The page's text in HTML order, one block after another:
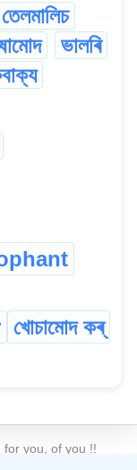
তেলমালিচ
ভালৰি
খোচামোদ কৰ্
you, of you !!